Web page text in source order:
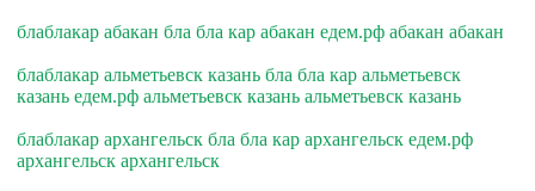
блаблакар абакан бла бла кар абакан едем.рф абакан абакан
блаблакар альметьевск казань бла бла кар альметьевск
казань едем.рф альметьевск казань альметьевск казань
блаблакар архангельск бла бла кар архангельск едем.рф
архангельск архангельск